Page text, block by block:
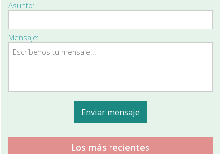
Asunto:
Mensaje:
Los más recientes